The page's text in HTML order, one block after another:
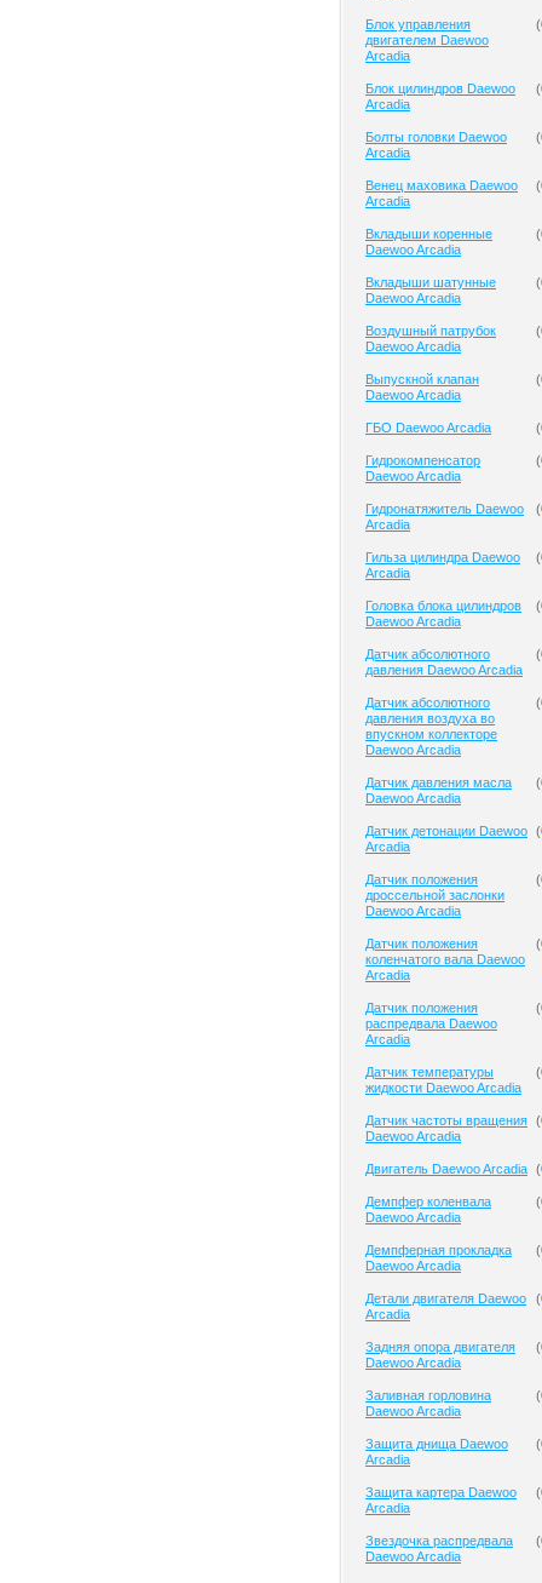
Блок управления
двигателем Daewoo
Arcadia
(
Блок цилиндров Daewoo
Arcadia
(
Болты головки Daewoo
Arcadia
(
Венец маховика Daewoo
Arcadia
(
Вкладыши коренные
Daewoo Arcadia
(
Вкладыши шатунные
Daewoo Arcadia
(
Воздушный патрубок
Daewoo Arcadia
(
Выпускной клапан
Daewoo Arcadia
(
ГБО Daewoo Arcadia (
Гидрокомпенсатор
Daewoo Arcadia
(
Гидронатяжитель Daewoo
Arcadia
(
Гильза цилиндра Daewoo
Arcadia
(
Головка блока цилиндров
Daewoo Arcadia
(
Датчик абсолютного
давления Daewoo Arcadia
(
Датчик абсолютного
давления воздуха во
впускном коллекторе
Daewoo Arcadia
(
Датчик давления масла
Daewoo Arcadia
(
Датчик детонации Daewoo
Arcadia
(
Датчик положения
дроссельной заслонки
Daewoo Arcadia
(
Датчик положения
коленчатого вала Daewoo
Arcadia
(
Датчик положения
распредвала Daewoo
Arcadia
(
Датчик температуры
жидкости Daewoo Arcadia
(
Датчик частоты вращения
Daewoo Arcadia
(
Двигатель Daewoo Arcadia (
Демпфер коленвала
Daewoo Arcadia
(
Демпферная прокладка
Daewoo Arcadia
(
Детали двигателя Daewoo
Arcadia
(
Задняя опора двигателя
Daewoo Arcadia
(
Заливная горловина
Daewoo Arcadia
(
Защита днища Daewoo
Arcadia
(
Защита картера Daewoo
Arcadia
(
Звездочка распредвала
Daewoo Arcadia
(